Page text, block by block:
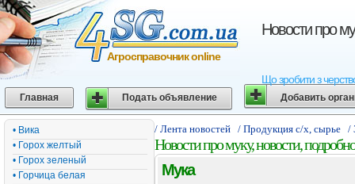
Новости про
Що зробити з
Агросправочник online
Главная Подать объявление Добавить
• Вика
• Горох желтый
• Горох зеленый
• Горчица белая
/ Лента новостей / Продукция с/х, сырье /
Новости про муку, новости,
Мука